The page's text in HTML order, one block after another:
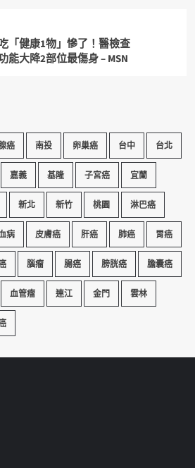
「健康1物」慘了！醫檢查
能大降2部位最傷身 – MSN
癌 南投 卵巢癌 台中 台北
嘉義 基隆 子宮癌 宜蘭
新北 新竹 桃園 淋巴癌
病 皮膚癌 肝癌 肺癌 胃癌
腦瘤 腸癌 膀胱癌 膽囊癌
血管瘤 連江 金門 雲林